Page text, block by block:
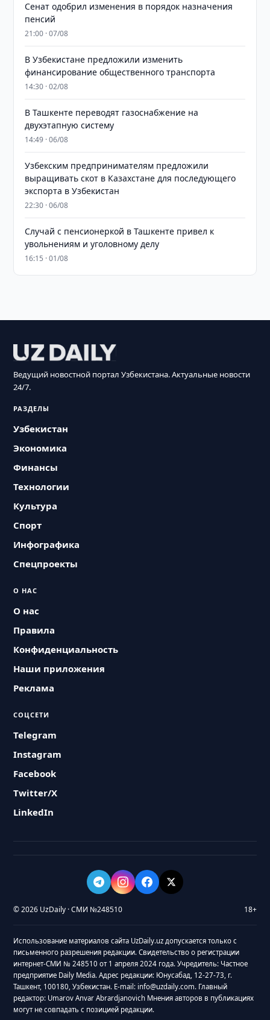
Сенат одобрил изменения в порядок назначения
пенсий
21:00 · 07/08
В Узбекистане предложили изменить
финансирование общественного транспорта
14:30 · 02/08
В Ташкенте переводят газоснабжение на
двухэтапную систему
14:49 · 06/08
Узбекским предпринимателям предложили
выращивать скот в Казахстане для последующего
экспорта в Узбекистан
22:30 · 06/08
Случай с пенсионеркой в Ташкенте привел к
увольнениям и уголовному делу
16:15 · 01/08
Ведущий новостной портал Узбекистана. Актуальные новости
24/7.
РАЗДЕЛЫ
Узбекистан
Экономика
Финансы
Технологии
Культура
Спорт
Инфографика
Спецпроекты
О НАС
О нас
Правила
Конфиденциальность
Наши приложения
Реклама
СОЦСЕТИ
Telegram
Instagram
Facebook
Twitter/X
LinkedIn
© 2026 UzDaily · СМИ №248510 18+
Использование материалов сайта UzDaily.uz допускается только с
письменного разрешения редакции. Свидетельство о регистрации
интернет-СМИ № 248510 от 1 апреля 2024 года. Учредитель: Частное
предприятие Daily Media. Адрес редакции: Юнусабад, 12-27-73, г.
Ташкент, 100180, Узбекистан. E-mail: info@uzdaily.com. Главный
редактор: Umarov Anvar Abrardjanovich Мнения авторов в публикациях
могут не совпадать с позицией редакции.